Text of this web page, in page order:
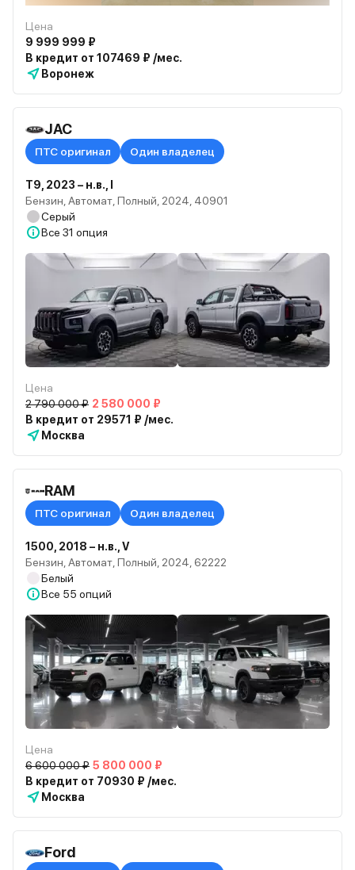
Цена
9 999 999 ₽
В кредит от 107469 ₽ /мес.
Воронеж
JAC
ПТС оригинал Один владелец
T9, 2023 – н.в., I
Бензин, Автомат, Полный, 2024, 40901
Серый
Все 31 опция
Цена
2 790 000 ₽ 2 580 000 ₽
В кредит от 29571 ₽ /мес.
Москва
RAM
ПТС оригинал Один владелец
1500, 2018 – н.в., V
Бензин, Автомат, Полный, 2024, 62222
Белый
Все 55 опций
Цена
6 600 000 ₽ 5 800 000 ₽
В кредит от 70930 ₽ /мес.
Москва
Ford